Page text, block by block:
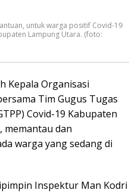
untuk warga positif Covid-19
Lampung Utara. (foto:
Kepala Organisasi
Tim Gugus Tugas
Covid-19 Kabupaten
memantau dan
warga yang sedang di
Inspektur Man Kodri